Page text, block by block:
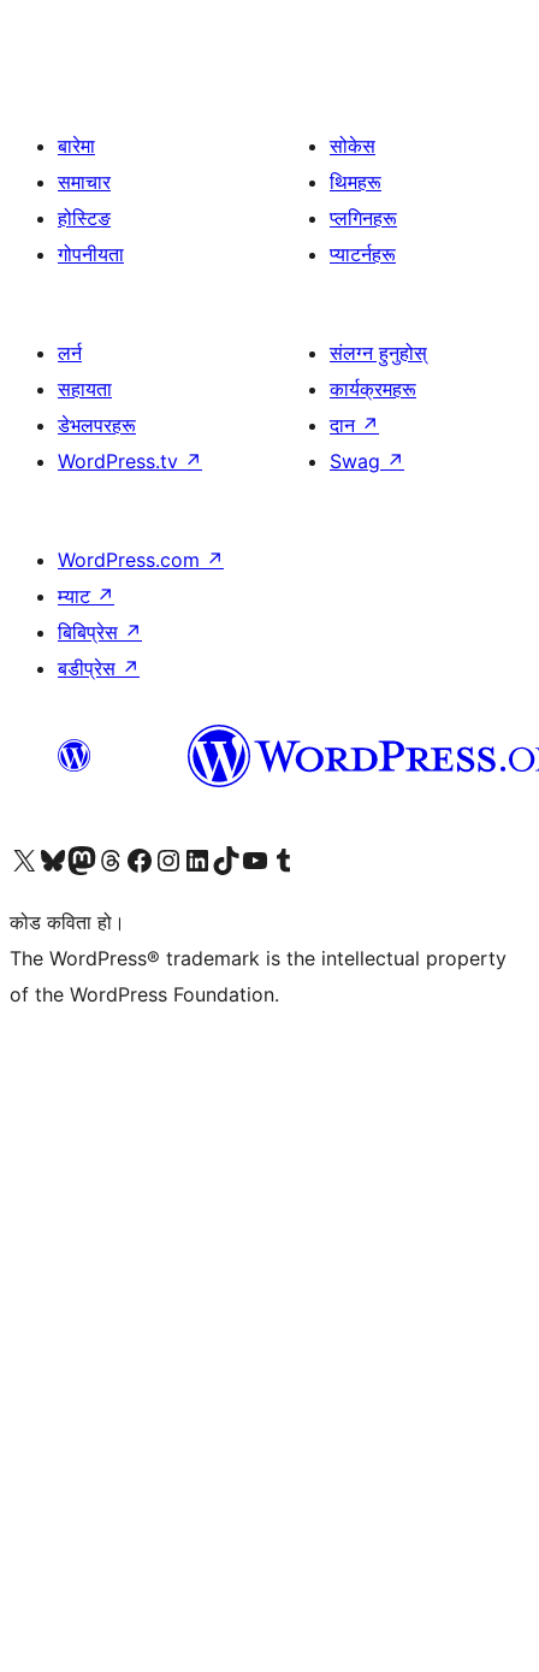
बारेमा
समाचार
होस्टिङ
गोपनीयता
सोकेस
थिमहरू
प्लगिनहरू
प्याटर्नहरू
लर्न
सहायता
डेभलपरहरू
WordPress.tv ↗
संलग्न हुनुहोस्
कार्यक्रमहरू
दान ↗
Swag ↗
WordPress.com ↗
म्याट ↗
बिबिप्रेस ↗
बडीप्रेस ↗
हाम्रो X (पहिले ट्विटर) खातामा जानुहोस्
हाम्रो Bluesky खाता भ्रमण गर्नुहोस्
हाम्रो म्यास्टोडन खाता भ्रमण गर्नुहोस्
हाम्रो थ्रेड्स खातामा जानुहोस्
हाम्रो फेसबुक पेजमा जानुहोस्
हाम्रो इन्स्टाग्राम खातामा जानुहोस्
हाम्रो लिङ्क्डइन खातामा जानुहोस्
हाम्रो TikTok खाता भ्रमण गर्नुहोस्
हाम्रो युट्युब च्यानलमा जानुहोस्
हाम्रो टम्बलर खाता भ्रमण गर्नुहोस्
कोड कविता हो।
The WordPress® trademark is the intellectual property
of the WordPress Foundation.